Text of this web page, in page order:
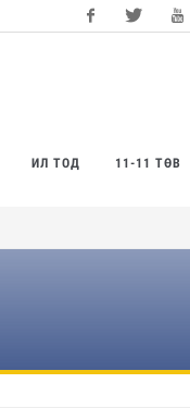
ИЛ ТОД 11-11 ТӨВ